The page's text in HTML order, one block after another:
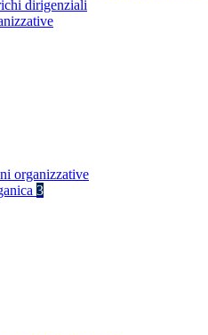
dirigenziali
organizzative
3